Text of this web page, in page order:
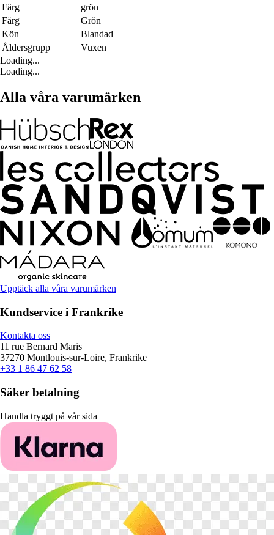
Färg
grön
Färg
Grön
Kön
Blandad
Åldersgrupp
Vuxen
Loading...
Loading...
Alla våra varumärken
Upptäck alla våra varumärken
Kundservice i Frankrike
Kontakta oss
11 rue Bernard Maris
37270 Montlouis-sur-Loire, Frankrike
+33 1 86 47 62 58
Säker betalning
Handla tryggt på vår sida